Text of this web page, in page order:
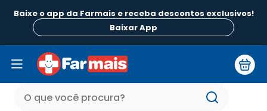
Baixe o app da Farmais e receba descontos exclusivos!
Baixar App